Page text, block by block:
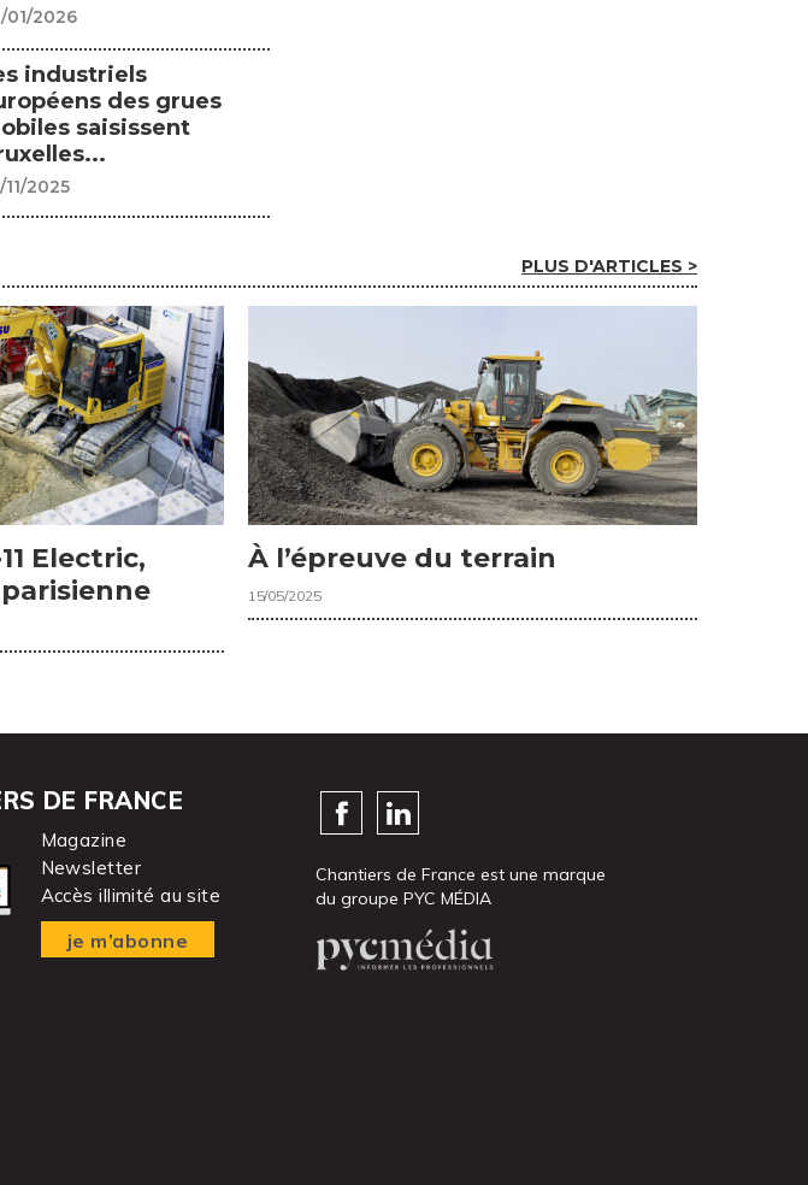
01/2026
industriels
des grues
saisissent
11/2025
PLUS D'ARTICLES >
Electric,
À l’épreuve du terrain
15/05/2025
DE FRANCE
Magazine
Newsletter
Accès illimité au site
je m’abonne
Chantiers de France est une marque
du groupe PYC MÉDIA